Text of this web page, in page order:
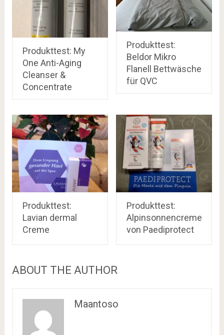
Produkttest: My
One Anti-Aging
Cleanser &
Concentrate
Produkttest:
Beldor Mikro
Flanell Bettwäsche
für QVC
Produkttest:
Lavian dermal
Creme
Produkttest:
Alpinsonnencreme
von Paediprotect
ABOUT THE AUTHOR
Maantoso